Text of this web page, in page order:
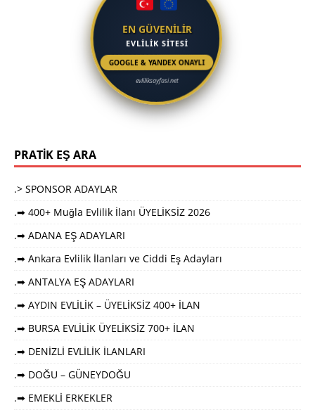
EN GÜVENİLİR
EVLİLİK SİTESİ
GOOGLE & YANDEX ONAYLI
evliliksayfasi.net
PRATİK EŞ ARA
.> SPONSOR ADAYLAR
.➡ 400+ Muğla Evlilik İlanı ÜYELİKSİZ 2026
.➡ ADANA EŞ ADAYLARI
.➡ Ankara Evlilik İlanları ve Ciddi Eş Adayları
.➡ ANTALYA EŞ ADAYLARI
.➡ AYDIN EVLİLİK – ÜYELİKSİZ 400+ İLAN
.➡ BURSA EVLİLİK ÜYELİKSİZ 700+ İLAN
.➡ DENİZLİ EVLİLİK İLANLARI
.➡ DOĞU – GÜNEYDOĞU
.➡ EMEKLİ ERKEKLER